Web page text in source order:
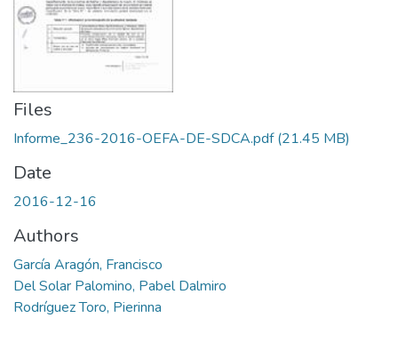
Files
Informe_236-2016-OEFA-DE-SDCA.pdf(21.45 MB)
Date
2016-12-16
Authors
García Aragón, Francisco
Del Solar Palomino, Pabel Dalmiro
Rodríguez Toro, Pierinna